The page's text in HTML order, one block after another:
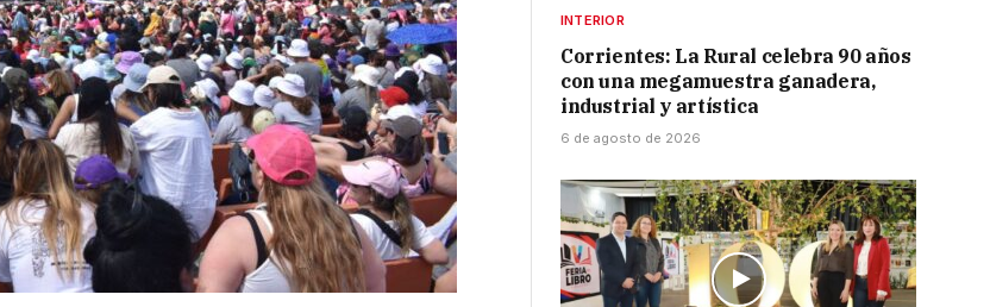
INTERIOR
Corrientes: La Rural celebra 90 años
con una megamuestra ganadera,
industrial y artística
6 de agosto de 2026